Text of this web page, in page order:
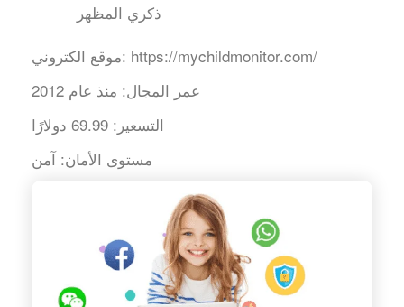
ذكري المظهر
موقع الكتروني: https://mychildmonitor.com/
عمر المجال: منذ عام 2012
التسعير:
مستوى الأمان: آمن